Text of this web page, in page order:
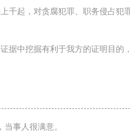
千起，对贪腐犯罪、职务侵占
据中挖掘有利于我方的证明目
事人很满意。